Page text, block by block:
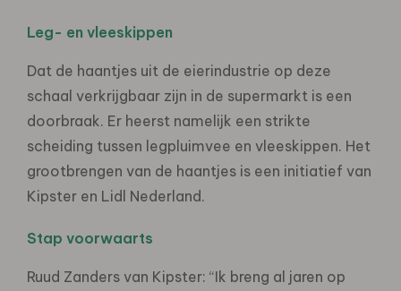
Leg- en vleeskippen
Dat de haantjes uit de eierindustrie op deze
schaal verkrijgbaar zijn in de supermarkt is een
doorbraak. Er heerst namelijk een strikte
scheiding tussen legpluimvee en vleeskippen. Het
grootbrengen van de haantjes is een initiatief van
Kipster en Lidl Nederland.
Stap voorwaarts
Ruud Zanders van Kipster: “Ik breng al jaren op